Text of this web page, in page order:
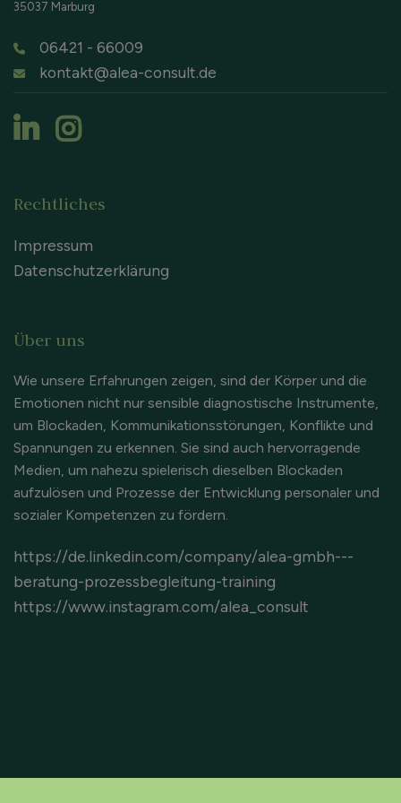
35037 Marburg
06421 - 66009
kontakt@alea-consult.de
Rechtliches
Impressum
Datenschutzerklärung
Über uns
Wie unsere Erfahrungen zeigen, sind der Körper und die
Emotionen nicht nur sensible diagnostische Instrumente,
um Blockaden, Kommunikationsstörungen, Konflikte und
Spannungen zu erkennen. Sie sind auch hervorragende
Medien, um nahezu spielerisch dieselben Blockaden
aufzulösen und Prozesse der Entwicklung personaler und
sozialer Kompetenzen zu fördern.
https://de.linkedin.com/company/alea-gmbh---
beratung-prozessbegleitung-training
https://www.instagram.com/alea_consult